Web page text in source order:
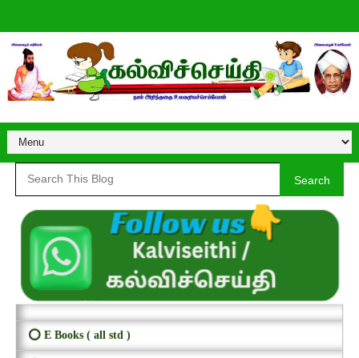
Search
⭕ E Books ( all std )